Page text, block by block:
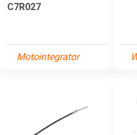
C7R027
Motointegrator